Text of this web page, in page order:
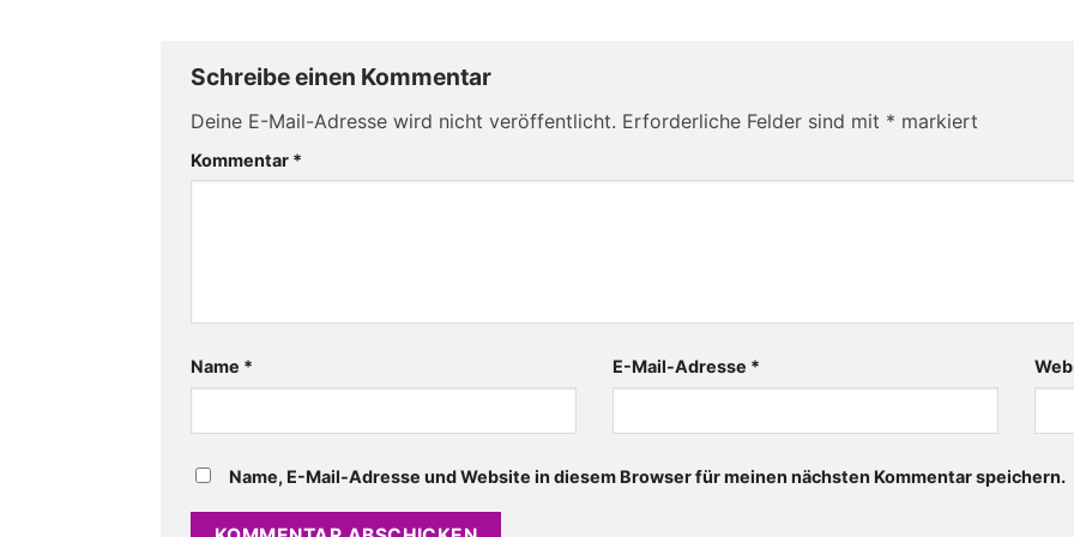
Schreibe einen Kommentar
Deine E-Mail-Adresse wird nicht veröffentlicht. Erforderliche Felder sind mit * markiert
Kommentar *
Name * E-Mail-Adresse *
Name, E-Mail-Adresse und Website in diesem Browser für meinen nächsten Kommentar speichern.